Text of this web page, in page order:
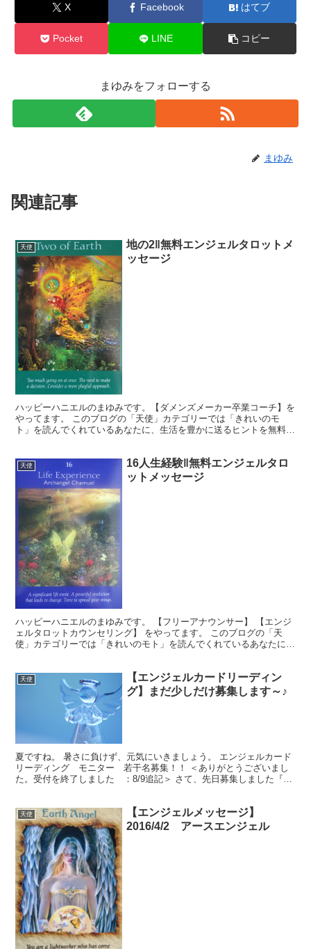
X Facebook はてブ
Pocket LINE コピー
まゆみをフォローする
まゆみ
関連記事
天使
地の2‖無料エンジェルタロットメ
ッセージ
ハッピーハニエルのまゆみです。【ダメンズメーカー卒業コーチ】を
やってます。 このブログの「天使」カテゴリーでは「きれいのモ
ト」を読んでくれているあなたに、生活を豊かに送るヒントを無料で
天使
16人生経験‖無料エンジェルタロ
ットメッセージ
ハッピーハニエルのまゆみです。 【フリーアナウンサー】 【エンジ
ェルタロットカウンセリング】 をやってます。 このブログの「天
使」カテゴリーでは「きれいのモト」を読んでくれているあなたに、
天使
【エンジェルカードリーディン
グ】まだ少しだけ募集します～♪
夏ですね。 暑さに負けず、元気にいきましょう。 エンジェルカード
リーディング モニター 若干名募集！！ ＜ありがとうございまし
た。受付を終了しました ：8/9追記＞ さて、先日募集しました『エ
天使
【エンジェルメッセージ】
2016/4/2 アースエンジェル